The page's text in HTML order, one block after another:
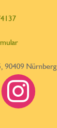
90409 Nürnberg
